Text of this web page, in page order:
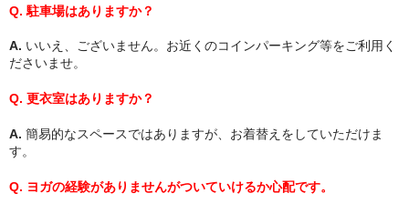
お知らせ
オススメ！お取り扱い商品
Q. 駐車場はありますか？
A. いいえ、ございません。お近くのコインパーキング等をご利用く
ださいませ。
Q. 更衣室はありますか？
A. 簡易的なスペースではありますが、お着替えをしていただけま
す。
Q. ヨガの経験がありませんがついていけるか心配です。